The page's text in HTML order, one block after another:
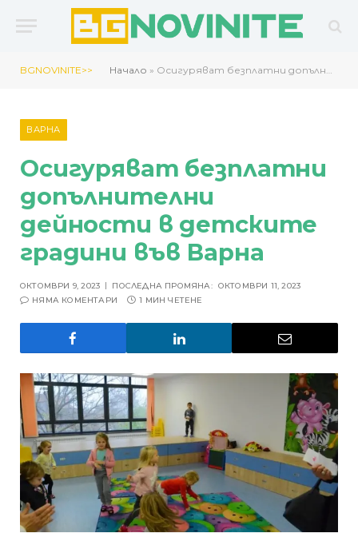
BGNOVINITE>> Начало » Осигуряват безплатни допълнителни дейности в детските градини във Варна
ВАРНА
Осигуряват безплатни
допълнителни
дейности в детските
градини във Варна
ОКТОМВРИ 9, 2023 ПОСЛЕДНА ПРОМЯНА: ОКТОМВРИ 11, 2023
НЯМА КОМЕНТАРИ
1 МИН ЧЕТЕНЕ